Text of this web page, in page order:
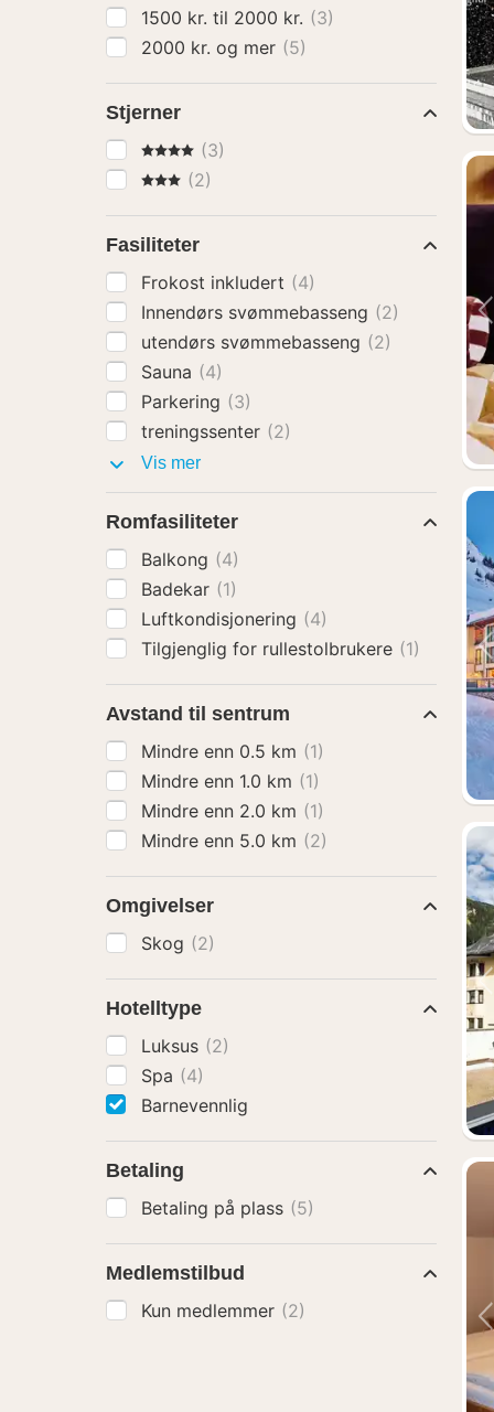
1500 kr. til 2000 kr. (3)
2000 kr. og mer (5)
Stjerner
4 Stjerner
(3)
3 Stjerner
(2)
Fasiliteter
Frokost inkludert (4)
Innendørs svømmebasseng (2)
utendørs svømmebasseng (2)
Sauna (4)
Parkering (3)
treningssenter (2)
Vis merFasiliteter
Romfasiliteter
Balkong (4)
Badekar (1)
Luftkondisjonering (4)
Tilgjenglig for rullestolbrukere (1)
Avstand til sentrum
Mindre enn 0.5 km (1)
Mindre enn 1.0 km (1)
Mindre enn 2.0 km (1)
Mindre enn 5.0 km (2)
Omgivelser
Skog (2)
Hotelltype
Luksus (2)
Spa (4)
Barnevennlig
Betaling
Betaling på plass (5)
Medlemstilbud
Kun medlemmer (2)